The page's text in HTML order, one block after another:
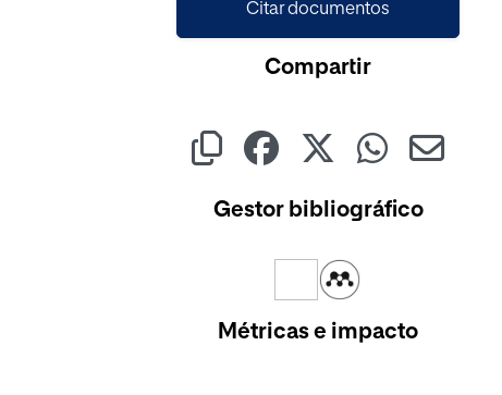
Citar documentos
Compartir
Gestor bibliográfico
Métricas e impacto